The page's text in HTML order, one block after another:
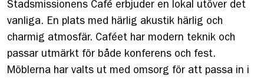
Stadsmissionens Café erbjuder en lokal utöver det
vanliga. En plats med härlig akustik härlig och
charmig atmosfär. Caféet har modern teknik och
passar utmärkt för både konferens och fest.
Möblerna har valts ut med omsorg för att passa in i